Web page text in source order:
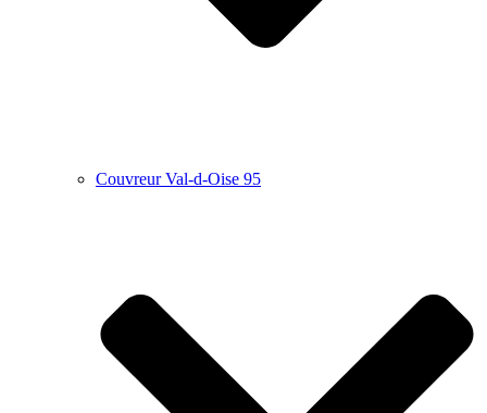
Couvreur Val-d-Oise 95